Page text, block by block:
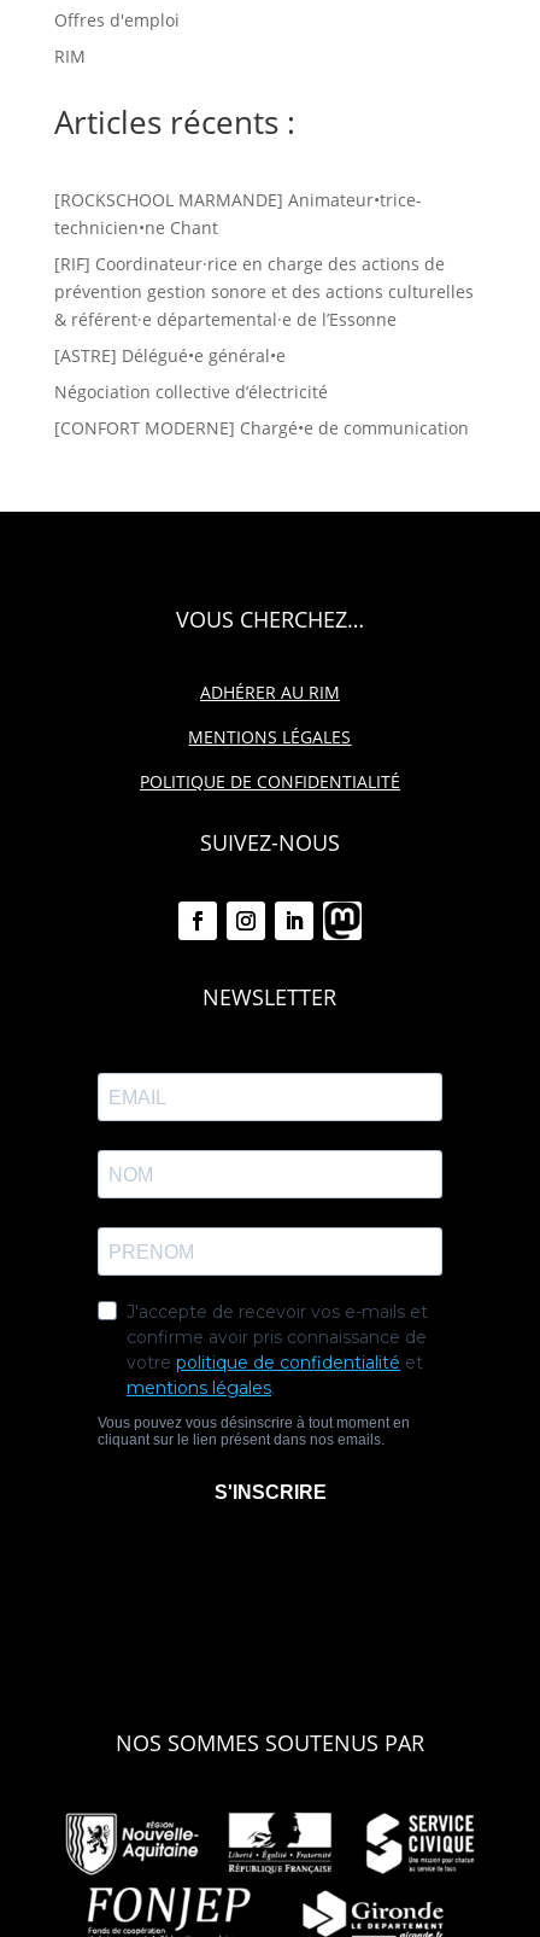
Offres d'emploi
RIM
Articles récents :
[ROCKSCHOOL MARMANDE] Animateur•trice-
technicien•ne Chant
[RIF] Coordinateur·rice en charge des actions de
prévention gestion sonore et des actions culturelles
& référent·e départemental·e de l’Essonne
[ASTRE] Délégué•e général•e
Négociation collective d’électricité
[CONFORT MODERNE] Chargé•e de communication
VOUS CHERCHEZ…
ADHÉRER AU RIM
MENTIONS LÉGALES
POLITIQUE DE CONFIDENTIALITÉ
SUIVEZ-NOUS
NEWSLETTER
NOS SOMMES SOUTENUS PAR